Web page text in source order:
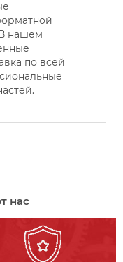
В нашем
по всей
нас